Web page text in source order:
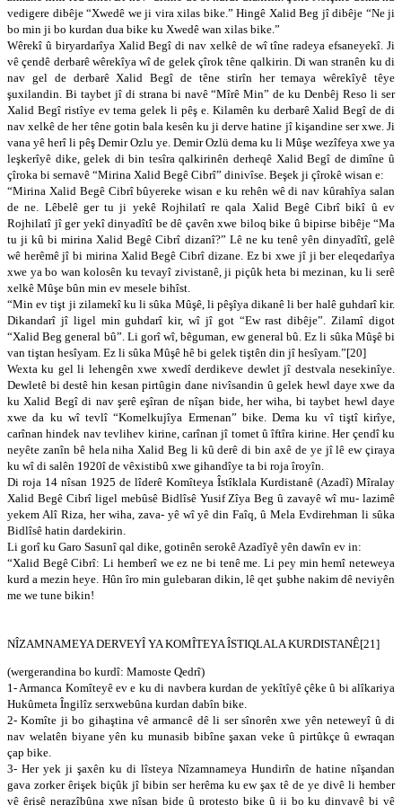
vedigere dibêje “Xwedê we ji vira xilas bike.” Hingê Xalid Beg jî dibêje “Ne ji
bo min ji bo kurdan dua bike ku Xwedê wan xilas bike.”
Wêrekî û biryardarîya Xalid Begî di nav xelkê de wî tîne radeya efsaneyekî. Ji
vê çendê derbarê wêrekîya wî de gelek çîrok têne qalkirin. Di wan stranên ku di
nav gel de derbarê Xalid Begî de têne stirîn her temaya wêrekîyê têye
şuxilandin. Bi taybet jî di strana bi navê “Mîrê Min” de ku Denbêj Reso li ser
Xalid Begî ristîye ev tema gelek li pêş e. Kilamên ku derbarê Xalid Begî de di
nav xelkê de her têne gotin bala kesên ku ji derve hatine jî kişandine ser xwe. Ji
vana yê herî li pêş Demir Ozlu ye. Demir Ozlü dema ku li Mûşe wezîfeya xwe ya
leşkerîyê dike, gelek di bin tesîra qalkirinên derheqê Xalid Begî de dimîne û
çîroka bi sernavê “Mirina Xalid Begê Cibrî” dinivîse. Beşek ji çîrokê wisan e:
“Mirina Xalid Begê Cibrî bûyereke wisan e ku rehên wê di nav kûrahîya salan
de ne. Lêbelê ger tu ji yekê Rojhilatî re qala Xalid Begê Cibrî bikî û ev
Rojhilatî jî ger yekî dinyadîtî be dê çavên xwe biloq bike û bipirse bibêje “Ma
tu ji kû bi mirina Xalid Begê Cibrî dizanî?” Lê ne ku tenê yên dinyadîtî, gelê
wê herêmê jî bi mirina Xalid Begê Cibrî dizane. Ez bi xwe jî ji ber eleqedarîya
xwe ya bo wan kolosên ku tevayî zivistanê, ji piçûk heta bi mezinan, ku li serê
xelkê Mûşe bûn min ev mesele bihîst.
“Min ev tişt ji zilamekî ku li sûka Mûşê, li pêşîya dikanê li ber halê guhdarî kir.
Dikandarî jî ligel min guhdarî kir, wî jî got “Ew rast dibêje”. Zilamî digot
“Xalid Beg general bû”. Li gorî wî, bêguman, ew general bû. Ez li sûka Mûşê bi
van tiştan hesîyam. Ez li sûka Mûşê hê bi gelek tiştên din jî hesîyam.”[20]
Wexta ku gel li lehengên xwe xwedî derdikeve dewlet jî destvala nesekinîye.
Dewletê bi destê hin kesan pirtûgin dane nivîsandin û gelek hewl daye xwe da
ku Xalid Begî di nav şerê eşîran de nîşan bide, her wiha, bi taybet hewl daye
xwe da ku wî tevlî “Komelkujîya Ermenan” bike. Dema ku vî tiştî kirîye,
carînan hindek nav tevlihev kirine, carînan jî tomet û îftîra kirine. Her çendî ku
neyête zanîn bê hela niha Xalid Beg li kû derê di bin axê de ye jî lê ew çiraya
ku wî di salên 1920î de vêxistibû xwe gihandîye ta bi roja îroyîn.
Di roja 14 nîsan 1925 de lîderê Komîteya Îstîklala Kurdistanê (Azadî) Mîralay
Xalid Begê Cibrî ligel mebûsê Bidlîsê Yusif Zîya Beg û zavayê wî mu- lazimê
yekem Alî Riza, her wiha, zava- yê wî yê din Faîq, û Mela Evdirehman li sûka
Bidlîsê hatin dardekirin.
Li gorî ku Garo Sasunî qal dike, gotinên serokê Azadîyê yên dawîn ev in:
“Xalid Begê Cibrî: Li hemberî we ez ne bi tenê me. Li pey min hemî neteweya
kurd a mezin heye. Hûn îro min gulebaran dikin, lê qet şubhe nakim dê neviyên
me we tune bikin!
NÎZAMNAMEYA DERVEYÎ YA KOMÎTEYA ÎSTIQLALA KURDISTANÊ[21]
(wergerandina bo kurdî: Mamoste Qedrî)
1- Armanca Komîteyê ev e ku di navbera kurdan de yekîtîyê çêke û bi alîkariya
Hukûmeta Îngilîz serxwebûna kurdan dabîn bike.
2- Komîte ji bo gihaştina vê armancê dê li ser sînorên xwe yên neteweyî û di
nav welatên biyane yên ku munasib bibîne şaxan veke û pirtûkçe û ewraqan
çap bike.
3- Her yek ji şaxên ku di lîsteya Nîzamnameya Hundirîn de hatine nîşandan
gava zorker êrişek biçûk jî bibin ser herêma ku ew şax tê de ye divê li hember
vê êrişê nerazîbûna xwe nîşan bide û protesto bike û ji bo ku dinyayê bi vê